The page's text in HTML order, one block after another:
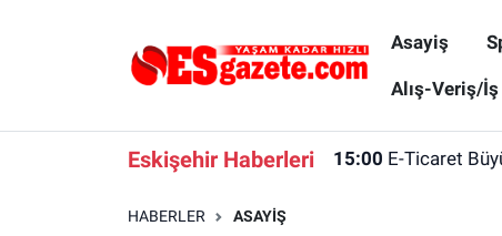
Asayiş
Alış-Veriş/İş
Eskişehir Haberleri 15:00 E-Ticaret
HABERLER ASAYIŞ
Eskişehir Nöbetçi Eczaneler